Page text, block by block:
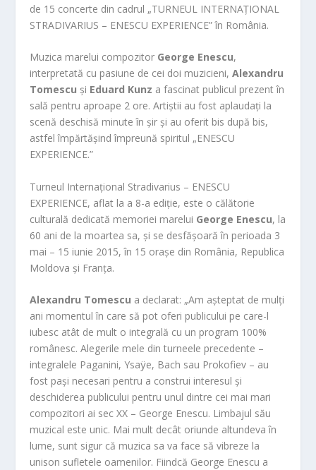
de 15 concerte din cadrul „TURNEUL INTERNAȚIONAL
STRADIVARIUS – ENESCU EXPERIENCE” în România.
Muzica marelui compozitor George Enescu,
interpretată cu pasiune de cei doi muzicieni,Alexandru
Tomescu și Eduard Kunz a fascinat publicul prezent în
sală pentru aproape 2 ore. Artiștii au fost aplaudați la
scenă deschisă minute în șir și au oferit bis după bis,
astfel împărtășind împreună spiritul „ENESCU
EXPERIENCE.”
Turneul Internațional Stradivarius – ENESCU
EXPERIENCE, aflat la a 8-a ediție, este o călătorie
culturală dedicată memoriei marelui George Enescu, la
60 ani de la moartea sa, și se desfășoară în perioada 3
mai – 15 iunie 2015, în 15 orașe din România, Republica
Moldova și Franța.
Alexandru Tomescu a declarat: „Am așteptat de mulți
ani momentul în care să pot oferi publicului pe care-l
iubesc atât de mult o integrală cu un program 100%
românesc. Alegerile mele din turneele precedente –
integralele Paganini, Ysaÿe, Bach sau Prokofiev – au
fost pași necesari pentru a construi interesul și
deschiderea publicului pentru unul dintre cei mai mari
compozitori ai sec XX – George Enescu. Limbajul său
muzical este unic. Mai mult decât oriunde altundeva în
lume, sunt sigur că muzica sa va face să vibreze la
unison sufletele oamenilor. Fiindcă George Enescu a